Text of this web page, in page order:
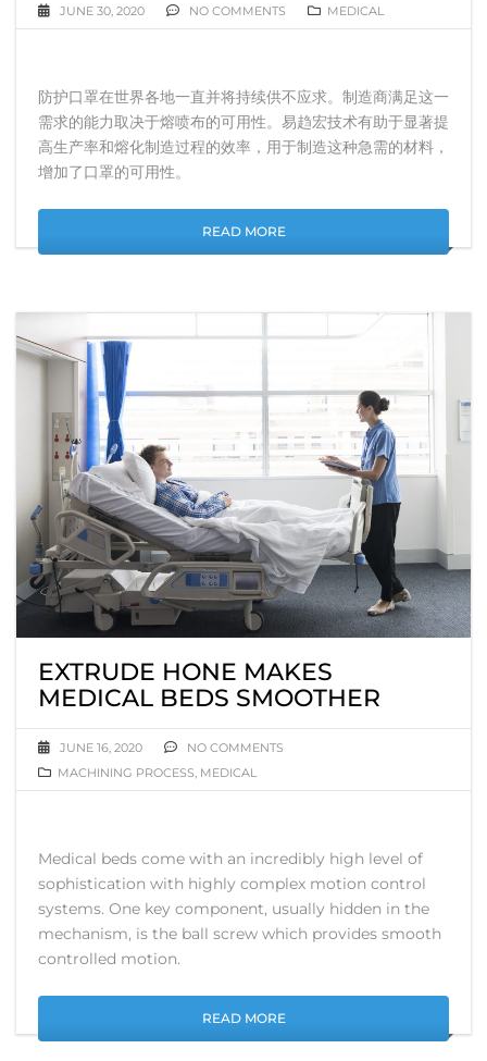
JUNE 30, 2020 NO COMMENTS MEDICAL
防护口罩在世界各地一直并将持续供不应求。制造商满足这一
需求的能力取决于熔喷布的可用性。易趋宏技术有助于显著提
高生产率和熔化制造过程的效率，用于制造这种急需的材料，
增加了口罩的可用性。
READ MORE
EXTRUDE HONE MAKES
MEDICAL BEDS SMOOTHER
JUNE 16, 2020
NO COMMENTS
MACHINING PROCESS, MEDICAL
Medical beds come with an incredibly high level of
sophistication with highly complex motion control
systems. One key component, usually hidden in the
mechanism, is the ball screw which provides smooth
controlled motion.
READ MORE